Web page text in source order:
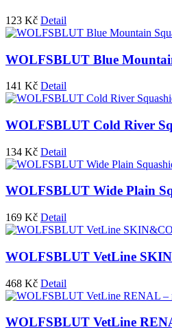
123 Kč Detail
WOLFSBLUT Blue
141 Kč Detail
WOLFSBLUT Cold River
134 Kč Detail
WOLFSBLUT Wide Plain
169 Kč Detail
WOLFSBLUT VetLine
468 Kč Detail
WOLFSBLUT VetLine